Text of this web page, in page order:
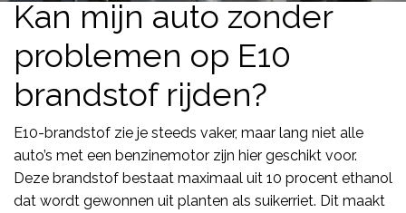
Kan mijn auto zonder
problemen op E10
brandstof rijden?
E10-brandstof zie je steeds vaker, maar lang niet alle
auto’s met een benzinemotor zijn hier geschikt voor.
Deze brandstof bestaat maximaal uit 10 procent ethanol
dat wordt gewonnen uit planten als suikerriet. Dit maakt